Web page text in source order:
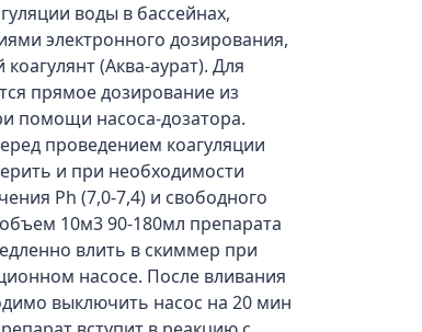
воды в бассейнах,
электронного дозирования,
(Аква-аурат). Для
прямое дозирование из
помощи насоса-дозатора.
проведением коагуляции
и при необходимости
Ph (7,0-7,4) и свободного
10м3 90-180мл препарата
влить в скиммер при
насосе. После вливания
выключить насос на 20 мин